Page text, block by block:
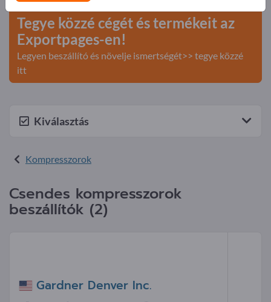
Tegye közzé cégét és termékeit az
Exportpages-en!
Legyen beszállító és növelje ismertségét>> tegye közzé
itt
Kiválasztás
Kompresszorok
Csendes kompresszorok
beszállítók (2)
Gardner Denver Inc.